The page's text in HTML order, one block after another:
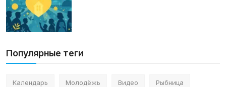
Популярные теги
Календарь Молодёжь Видео Рыбница